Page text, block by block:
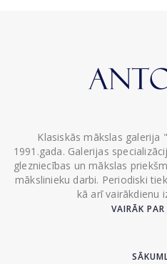
Klasiskās mākslas
1991.gada. Galerijas
glezniecības un mākslas
mākslinieku darbi. Periodiski
kā arī vairākdienu
VAIRĀK PAR